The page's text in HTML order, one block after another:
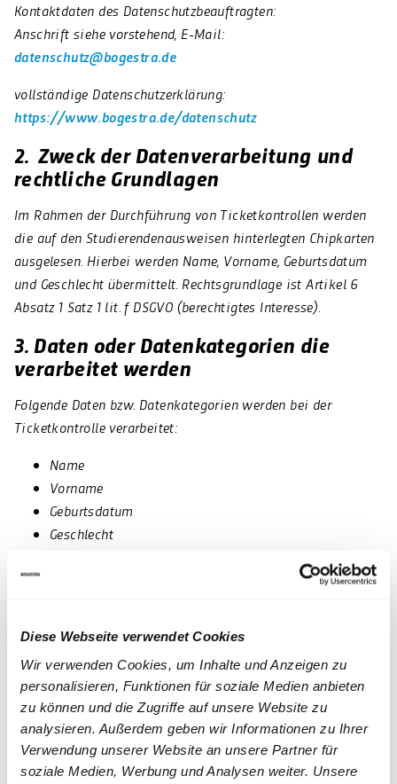
Diese Webseite verwendet Cookies
Wir verwenden Cookies, um Inhalte und Anzeigen zu
personalisieren, Funktionen für soziale Medien anbieten
zu können und die Zugriffe auf unsere Website zu
analysieren. Außerdem geben wir Informationen zu Ihrer
Verwendung unserer Website an unsere Partner für
soziale Medien, Werbung und Analysen weiter. Unsere
Kontaktdaten des Datenschutzbeauftragten:
Anschrift siehe vorstehend, E-Mail:
datenschutz@bogestra.de
vollständige Datenschutzerklärung:
https://www.bogestra.de/datenschutz
2. Zweck der Datenverarbeitung und
rechtliche Grundlagen
Im Rahmen der Durchführung von Ticketkontrollen werden
die auf den Studierendenausweisen hinterlegten Chipkarten
ausgelesen. Hierbei werden Name, Vorname, Geburtsdatum
und Geschlecht übermittelt. Rechtsgrundlage ist Artikel 6
Absatz 1 Satz 1 lit. f DSGVO (berechtigtes Interesse).
3. Daten oder Datenkategorien die
verarbeitet werden
Folgende Daten bzw. Datenkategorien werden bei der
Ticketkontrolle verarbeitet:
Name
Vorname
Geburtsdatum
Geschlecht
4. Empfänger, denen die Daten
Es erfolgt keine Datenübermittlung
5. Betroffene Personen
Studierende
6. Speicherdauer
Es erfolgt keine zentrale Datenspeicherung sowie keine